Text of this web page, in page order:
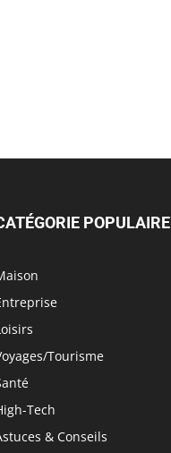
POPULAIRE
Tourisme
Tech
& Conseils